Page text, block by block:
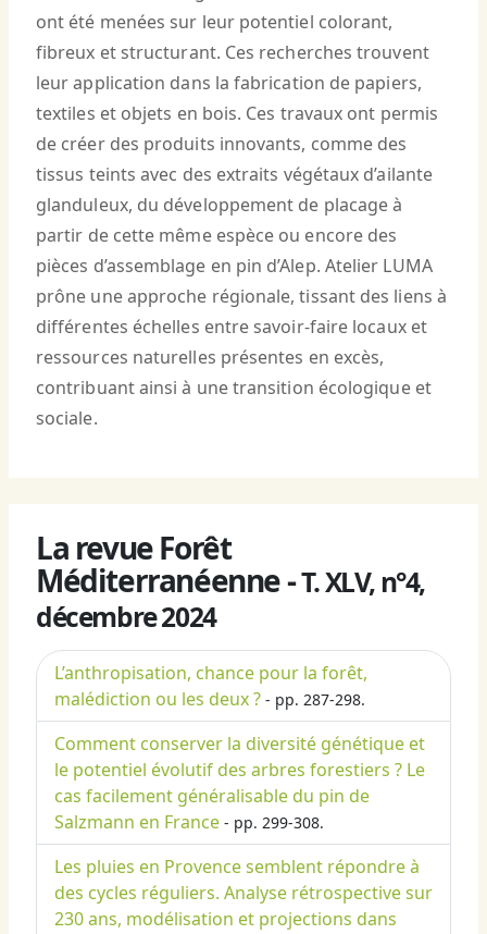
ont été menées sur leur potentiel colorant,
fibreux et structurant. Ces recherches trouvent
leur application dans la fabrication de papiers,
textiles et objets en bois. Ces travaux ont permis
de créer des produits innovants, comme des
tissus teints avec des extraits végétaux d’ailante
glanduleux, du développement de placage à
partir de cette même espèce ou encore des
pièces d’assemblage en pin d’Alep. Atelier LUMA
prône une approche régionale, tissant des liens à
différentes échelles entre savoir-faire locaux et
ressources naturelles présentes en excès,
contribuant ainsi à une transition écologique et
sociale.
La revue Forêt
Méditerranéenne -T. XLV, n°4,
décembre 2024
L’anthropisation, chance pour la forêt,
malédiction ou les deux ? - pp. 287-298.
Comment conserver la diversité génétique et
le potentiel évolutif des arbres forestiers ? Le
cas facilement généralisable du pin de
Salzmann en France - pp. 299-308.
Les pluies en Provence semblent répondre à
des cycles réguliers. Analyse rétrospective sur
230 ans, modélisation et projections dans